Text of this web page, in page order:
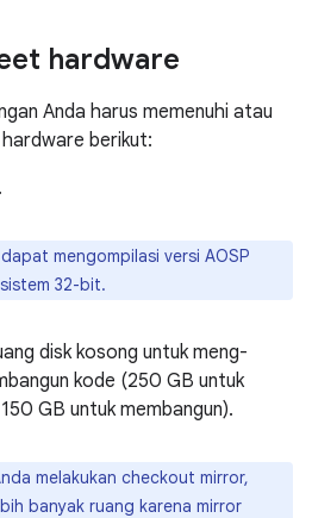
hardware
Anda harus memenuhi atau
berikut:
mengompilasi versi AOSP
32-bit.
disk kosong untuk meng-
kode (250 GB untuk
GB untuk membangun).
melakukan checkout mirror,
banyak ruang karena mirror